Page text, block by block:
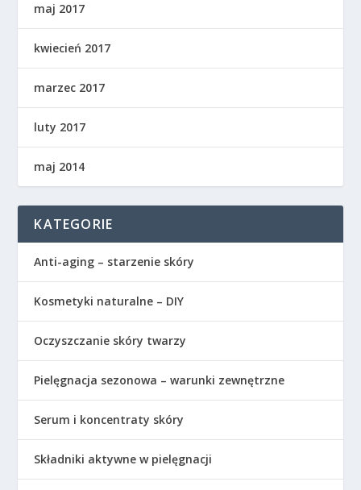
maj 2017
kwiecień 2017
marzec 2017
luty 2017
maj 2014
KATEGORIE
Anti-aging – starzenie skóry
Kosmetyki naturalne – DIY
Oczyszczanie skóry twarzy
Pielęgnacja sezonowa – warunki zewnętrzne
Serum i koncentraty skóry
Składniki aktywne w pielęgnacji